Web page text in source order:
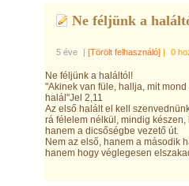
Ne féljünk a
5 éve | [Törölt felhasználó] | 0
Ne féljünk a haláltól!
"Akinek van füle, hallja, mit
halál"Jel 2,11
Az első halált el kell
rá félelem nélkül, mindig
hanem a dicsőségbe vezető út.
Nem az első, hanem a második
hanem hogy véglegesen